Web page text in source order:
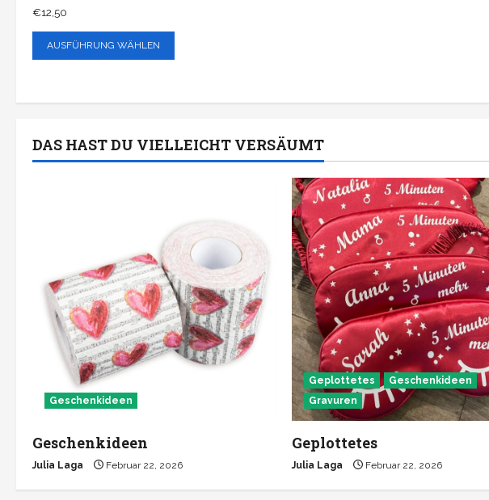
€12,50
AUSFÜHRUNG WÄHLEN
DAS HAST DU VIELLEICHT VERSÄUMT
Geschenkideen
Geschenkideen
Julia Laga Februar 22, 2026
Geplottetes
Geschenkideen
Gravuren
Geplottetes
Julia Laga Februar 22, 2026